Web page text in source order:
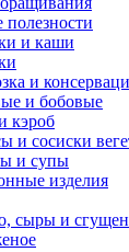
полезности
и каши
и
и бобовые
кэроб
и сосиски
и супы
изделия
сыры и